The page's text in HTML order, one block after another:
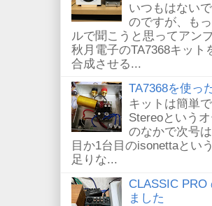
いつもはない
のですが、も
ルで聞こうと思ってアン
秋月電子のTA7368キッ
合成させる...
TA7368を使っ
キットは簡単
Stereoという
のなかで次号
目か1台目のisonettaとい
足りな...
CLASSIC
ました